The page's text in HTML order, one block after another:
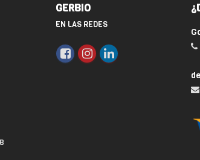
GERBIO
EN LAS REDES